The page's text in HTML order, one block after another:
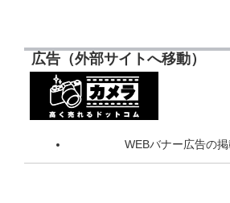
広告（外部サイトへ移動）
WEBバナー広告の